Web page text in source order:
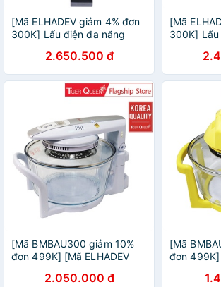
[Mã ELHADEV giảm 4% đơn
300K] Lẩu điện đa năng
2200 (4.0L) - Hàng chính
hãng
2.650.500 đ
[Mã
300K]
C350
Hàng
[Mã BMBAU300 giảm 10%
đơn 499K] [Mã ELHADEV
nướng thủy tinh điện tử
2.050.000 đ
[Mã
đơn 499K]
nướng